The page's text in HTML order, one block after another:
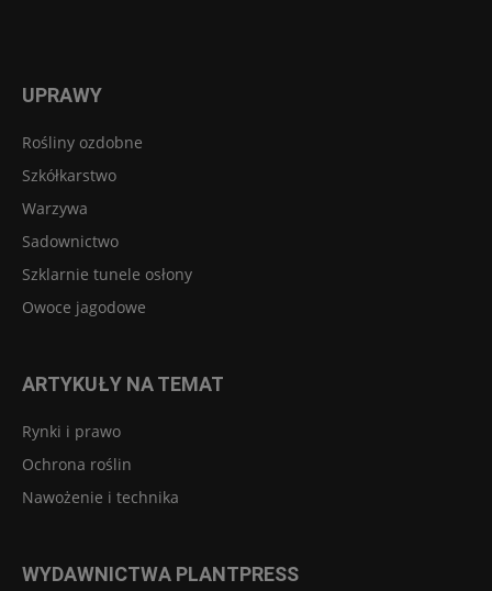
UPRAWY
Rośliny ozdobne
Szkółkarstwo
Warzywa
Sadownictwo
Szklarnie tunele osłony
Owoce jagodowe
ARTYKUŁY NA TEMAT
Rynki i prawo
Ochrona roślin
Nawożenie i technika
WYDAWNICTWA PLANTPRESS